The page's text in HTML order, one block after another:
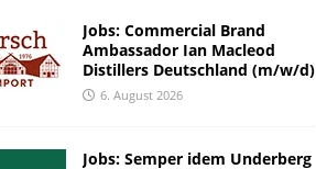
Jobs: Commercial Brand
Ambassador Ian Macleod
Distillers Deutschland (m/w/d)
6. August 2026
Jobs: Semper idem Underberg